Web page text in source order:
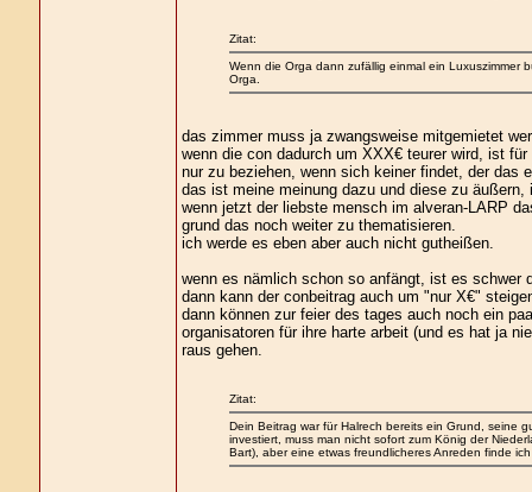
Zitat:
Wenn die Orga dann zufällig einmal ein Luxuszimmer
Orga.
das zimmer muss ja zwangsweise mitgemietet
wenn die con dadurch um XXX€ teurer wird, ist
nur zu beziehen, wenn sich keiner findet, der das
das ist meine meinung dazu und diese zu
wenn jetzt der liebste mensch im alveran-LARP
grund das noch weiter zu thematisieren.
ich werde es eben aber auch nicht gutheißen.
wenn es nämlich schon so anfängt, ist es schwer
dann kann der conbeitrag auch um "nur X€"
dann können zur feier des tages auch noch ein
organisatoren für ihre harte arbeit (und es hat ja
raus gehen.
Zitat:
Dein Beitrag war für Halrech bereits ein Grund, seine
investiert, muss man nicht sofort zum König der
Bart), aber eine etwas freundlicheres Anreden finde